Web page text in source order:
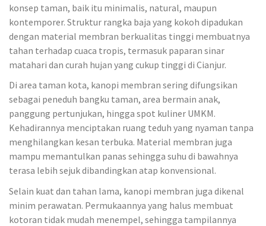
konsep taman, baik itu minimalis, natural, maupun
kontemporer. Struktur rangka baja yang kokoh dipadukan
dengan material membran berkualitas tinggi membuatnya
tahan terhadap cuaca tropis, termasuk paparan sinar
matahari dan curah hujan yang cukup tinggi di Cianjur.
Di area taman kota, kanopi membran sering difungsikan
sebagai peneduh bangku taman, area bermain anak,
panggung pertunjukan, hingga spot kuliner UMKM.
Kehadirannya menciptakan ruang teduh yang nyaman tanpa
menghilangkan kesan terbuka. Material membran juga
mampu memantulkan panas sehingga suhu di bawahnya
terasa lebih sejuk dibandingkan atap konvensional.
Selain kuat dan tahan lama, kanopi membran juga dikenal
minim perawatan. Permukaannya yang halus membuat
kotoran tidak mudah menempel, sehingga tampilannya